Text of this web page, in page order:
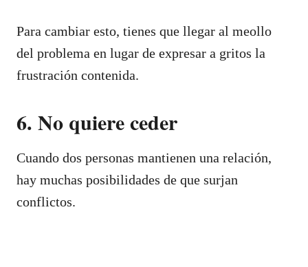
Para cambiar esto, tienes que llegar al meollo
del problema en lugar de expresar a gritos la
frustración contenida.
6. No quiere ceder
Cuando dos personas mantienen una relación,
hay muchas posibilidades de que surjan
conflictos.